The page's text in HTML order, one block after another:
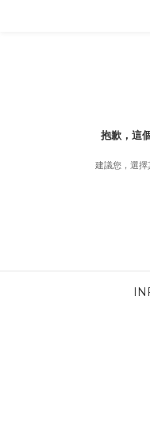
抱歉，這
建議您，選